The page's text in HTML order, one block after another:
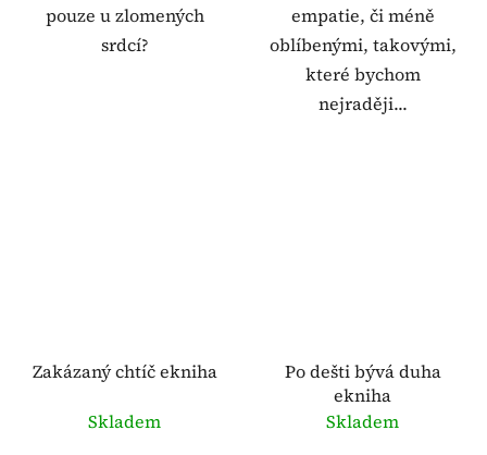
pouze u zlomených
srdcí?
empatie, či méně
oblíbenými, takovými,
které bychom
nejraději...
Zakázaný chtíč ekniha
Skladem
Po dešti bývá duha
ekniha
Skladem